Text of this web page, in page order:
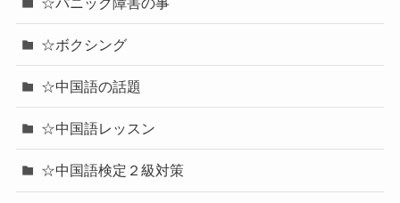
☆ボクシング
☆中国語の話題
☆中国語レッスン
☆中国語検定２級対策